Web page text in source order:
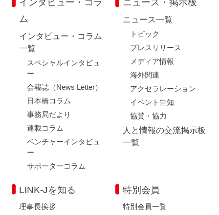
インタビュー・コラ
ム
インタビュー・コラム
一覧
スペシャルインタビュ
ー
会報誌（News Letter）
日本橋コラム
事務局だより
連載コラム
ベンチャーインタビュ
ー
サポーターコラム
ニュース・掲示板
ニュース一覧
トピック
プレスリリース
メディア情報
海外関連
アクセラレーション
イベント告知
協賛・協力
人と情報の交流掲示板
一覧
LINK-Jを知る
理事長挨拶
特別会員
特別会員一覧